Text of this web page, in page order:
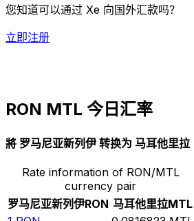
您知道可以通过 Xe 向国外汇款吗？
立即注册
RON MTL 今日汇率
將 罗马尼亚新列伊 转换为 马耳他里拉
Rate information of RON/MTL
currency pair
罗马尼亚新列伊RON 马耳他里拉MTL